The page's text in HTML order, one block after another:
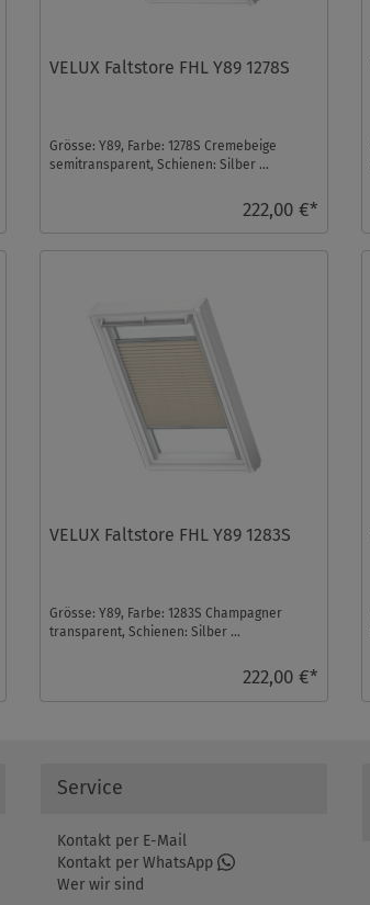
VELUX Faltstore FHL Y89 1278S
Grösse: Y89, Farbe: 1278S Cremebeige
semitransparent, Schienen: Silber ...
222,00 €*
VELUX Faltstore FHL Y89 1283S
Grösse: Y89, Farbe: 1283S Champagner
transparent, Schienen: Silber ...
222,00 €*
Service
Kontakt per E-Mail
Kontakt per WhatsApp
Wer wir sind